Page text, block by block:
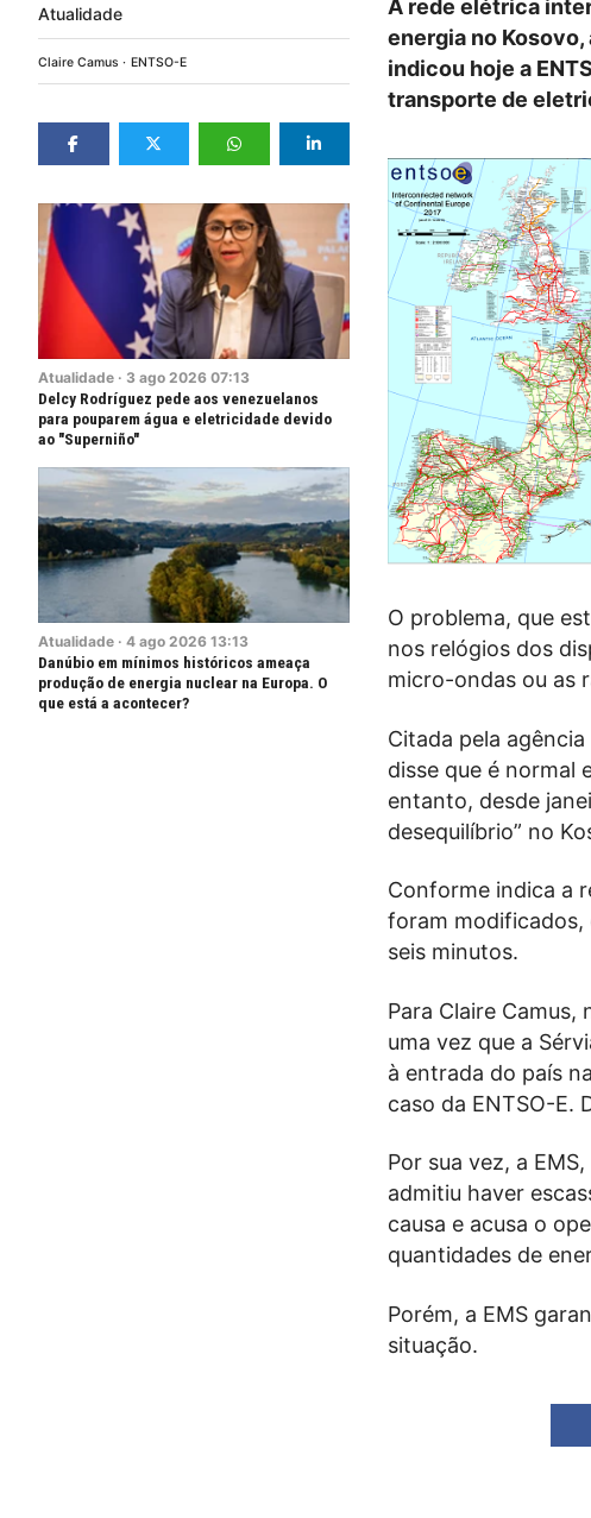
Atualidade
Claire Camus ENTSO-E
Atualidade · 3 ago 2026 07:13
Delcy Rodríguez pede aos venezuelanos
para pouparem água e eletricidade devido
ao "Superniño"
Atualidade · 4 ago 2026 13:13
Danúbio em mínimos históricos ameaça
produção de energia nuclear na Europa. O
que está a acontecer?
A rede elétrica
energia no
indicou hoje a
transporte de
O problema, que
nos relógios dos
micro-ondas ou as
Citada pela
disse que é normal
entanto, desde
desequilíbrio” no
Conforme indica a
foram modificados,
seis minutos.
Para Claire Camus,
uma vez que a
à entrada do país
caso da ENTSO-E.
Por sua vez, a
admitiu haver
causa e acusa o
quantidades de
Porém, a EMS
situação.